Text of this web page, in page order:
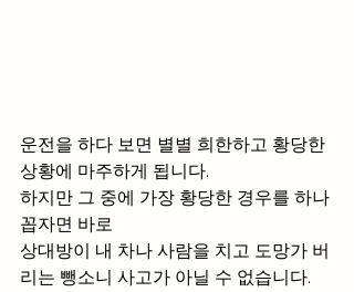
운전을 하다 보면 별별 희한하고 황당한
상황에 마주하게 됩니다.
하지만 그 중에 가장 황당한 경우를 하나
꼽자면 바로
상대방이 내 차나 사람을 치고 도망가 버
리는 뺑소니 사고가 아닐 수 없습니다.